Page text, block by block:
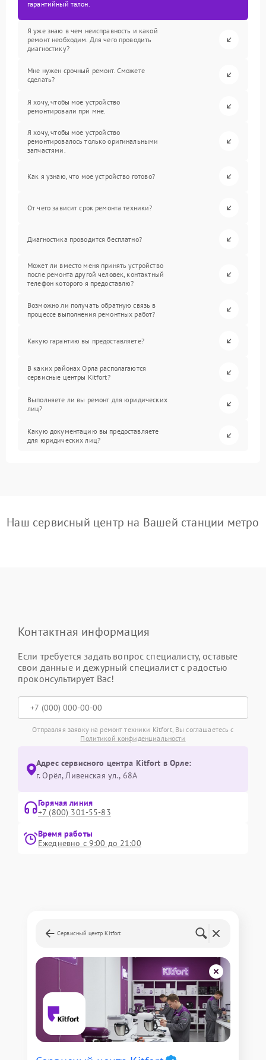
гарантийный талон.
Я уже знаю в чем неисправность и какой
ремонт необходим. Для чего проводить
диагностику?
Мне нужен срочный ремонт. Сможете
сделать?
Я хочу, чтобы мое устройство
ремонтировали при мне.
Я хочу, чтобы мое устройство
ремонтировалось только оригинальными
запчастями.
Как я узнаю, что мое устройство готово?
От чего зависит срок ремонта техники?
Диагностика проводится бесплатно?
Может ли вместо меня принять устройство
после ремонта другой человек, контактный
телефон которого я предоставлю?
Возможно ли получать обратную связь в
процессе выполнения ремонтных работ?
Какую гарантию вы предоставляете?
В каких районах Орла располагаются
сервисные центры Kitfort?
Выполняете ли вы ремонт для юридических
лиц?
Какую документацию вы предоставляете
для юридических лиц?
Наш сервисный центр на Вашей станции метро
Контактная информация
Если требуется задать вопрос специалисту, оставьте
свои данные и дежурный специалист с радостью
проконсультирует Вас!
Отправляя заявку на ремонт техники Kitfort, Вы соглашаетесь с
Политикой конфиденциальности
Адрес сервисного центра Kitfort в Орле:
г. Орёл, Ливенская ул., 68А
Горячая линия
+7 (800) 301-55-83
Время работы
Ежедневно с 9:00 до 21:00
Сервисный центр Kitfort